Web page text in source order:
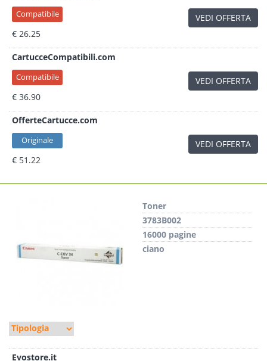
Compatibile
€ 26.25
VEDI OFFERTA
CartucceCompatibili.com
Compatibile
€ 36.90
VEDI OFFERTA
OfferteCartucce.com
Originale
€ 51.22
VEDI OFFERTA
Toner
3783B002
16000 pagine
ciano
Evostore.it